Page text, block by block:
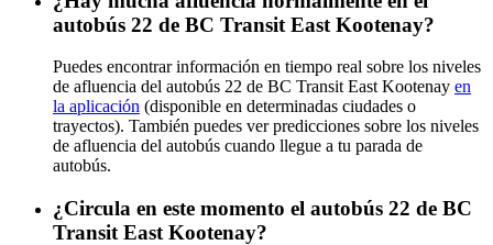
autobús 22 de BC Transit East Kootenay?
Puedes encontrar información en tiempo real sobre los niveles
de afluencia del autobús 22 de BC Transit East Kootenay en
la aplicación (disponible en determinadas ciudades o
trayectos). También puedes ver predicciones sobre los niveles
de afluencia del autobús cuando llegue a tu parada de
autobús.
¿Circula en este momento el autobús 22 de BC
Transit East Kootenay?